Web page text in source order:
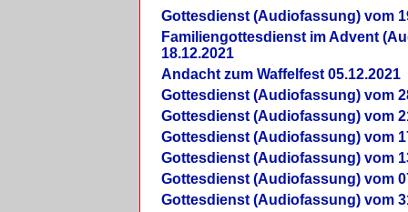
Gottesdienst (Audiofassung) vom
Familiengottesdienst im Advent
18.12.2021
Andacht zum Waffelfest 05.12.2021
Gottesdienst (Audiofassung) vom
Gottesdienst (Audiofassung) vom
Gottesdienst (Audiofassung) vom
Gottesdienst (Audiofassung) vom
Gottesdienst (Audiofassung) vom
Gottesdienst (Audiofassung) vom